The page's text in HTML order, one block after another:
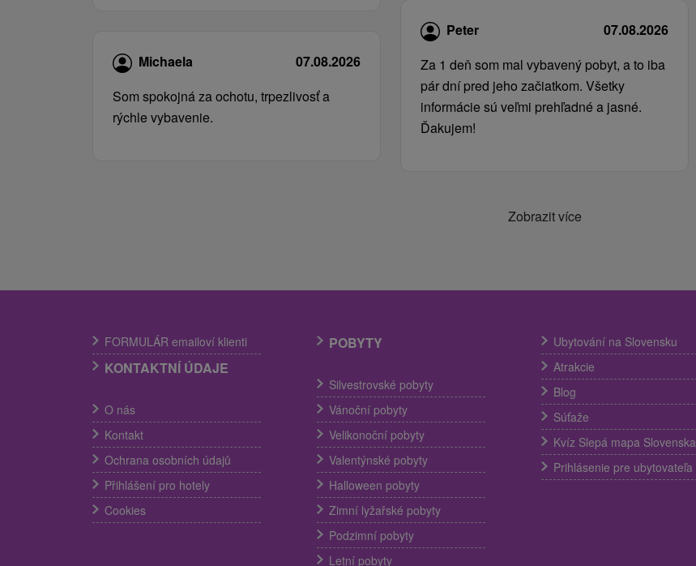
Michaela
07.08.2026
Som spokojná za ochotu, trpezlivosť a
rýchle vybavenie.
Peter
07.08.2026
Za 1 deň som mal vybavený pobyt, a to iba
pár dní pred jeho začiatkom. Všetky
informácie sú veľmi prehľadné a jasné.
Ďakujem!
Zobrazit více
FORMULÁR emailoví klienti
KONTAKTNÍ ÚDAJE
O nás
Kontakt
Ochrana osobních údajů
Přihlášení pro hotely
Cookies
POBYTY
Silvestrovské pobyty
Vánoční pobyty
Velikonoční pobyty
Valentýnské pobyty
Halloween pobyty
Zimní lyžařské pobyty
Podzimní pobyty
Letní pobyty
Ubytování na Slovensku
Atrakcie
Blog
Súťaže
Kvíz Slepá mapa Slovenska
Prihlásenie pre ubytovateľa